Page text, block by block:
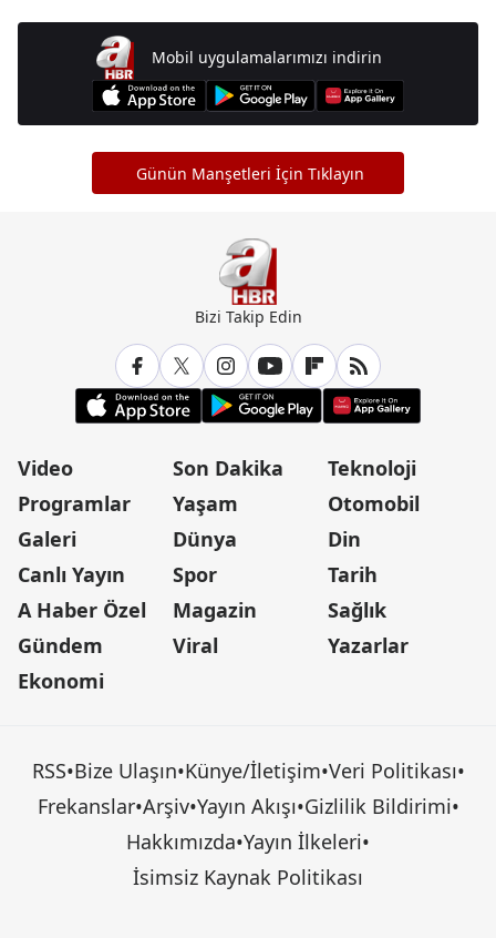
Mobil uygulamalarımızı indirin
Günün Manşetleri İçin Tıklayın
Bizi Takip Edin
Video
Programlar
Galeri
Canlı Yayın
A Haber Özel
Gündem
Ekonomi
Son Dakika
Yaşam
Dünya
Spor
Magazin
Viral
Teknoloji
Otomobil
Din
Tarih
Sağlık
Yazarlar
RSS•Bize Ulaşın•Künye/İletişim•Veri Politikası•
Frekanslar•Arşiv•Yayın Akışı•Gizlilik Bildirimi•
Hakkımızda•Yayın İlkeleri•
İsimsiz Kaynak Politikası